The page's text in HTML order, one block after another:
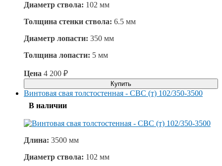
Диаметр ствола: 102 мм
Толщина стенки ствола: 6.5 мм
Диаметр лопасти: 350 мм
Толщина лопасти: 5 мм
Цена 4 200 ₽
Купить
Винтовая свая толстостенная - СВС (т) 102/350-3500
В наличии
Длина: 3500 мм
Диаметр ствола: 102 мм